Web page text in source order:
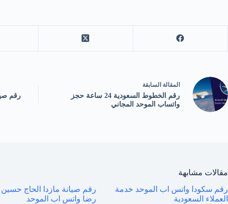
المقالة السابقة
رقم الخطوط السعودية 24 ساعة حجز
واتساب الموحد المجاني
رقم
مقالات مشابهة
رقم سكودا واتس اب الموحد خدمة
العملاء السعودية
رقم صيانة مازدا الحاج
رضا واتس اب الموحد